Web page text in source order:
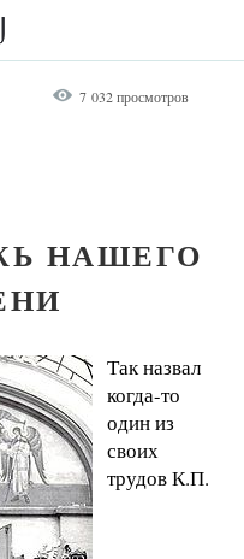
7 032 просмотров
НАШЕГО
Так назвал
когда-то
один из
своих
трудов К.П.